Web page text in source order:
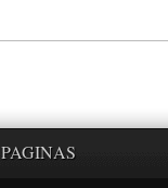
PAGINAS